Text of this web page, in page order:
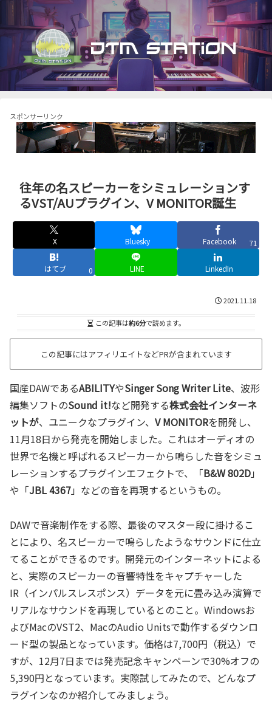
スポンサーリンク
往年の名スピーカーをシミュレーションす
るVST/AUプラグイン、V MONITOR誕生
X Bluesky Facebook 71
はてブ 0 LINE LinkedIn
2021.11.18
この記事は約6分で読めます。
この記事にはアフィリエイトなどPRが含まれています
国産DAWであるABILITYやSinger Song Writer Lite、波形
編集ソフトのSound it!など開発する株式会社インターネ
ットが、ユニークなプラグイン、 V MONITORを開発し、
11月18日から発売を開始しました。これはオーディオの
世界で名機と呼ばれるスピーカーから鳴らした音をシミュ
レーションするプラグインエフェクトで、「B&W 802D」
や「JBL 4367」などの音を再現するというもの。
DAWで音楽制作をする際、最後のマスター段に掛けるこ
とにより、名スピーカーで鳴らしたようなサウンドに仕立
てることができるのです。開発元のインターネットによる
と、実際のスピーカーの音響特性をキャプチャーした
IR（インパルスレスポンス）データを元に畳み込み演算で
リアルなサウンドを再現しているとのこと。Windowsお
よびMacのVST2、MacのAudio Unitsで動作するダウンロ
ード型の製品となっています。価格は7,700円（税込）で
すが、12月7日までは発売記念キャンペーンで30%オフの
5,390円となっています。実際試してみたので、どんなプ
ラグインなのか紹介してみましょう。